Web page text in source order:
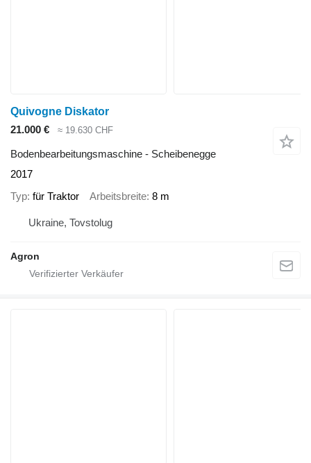
Quivogne Diskator
21.000 €
≈ 19.630 CHF
Bodenbearbeitungsmaschine - Scheibenegge
2017
Typ für Traktor Arbeitsbreite 8 m
Ukraine, Tovstolug
Agron